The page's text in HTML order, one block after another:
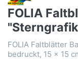
FOLIA
FOLIA Faltblätter
bedruckt, 15 x 15